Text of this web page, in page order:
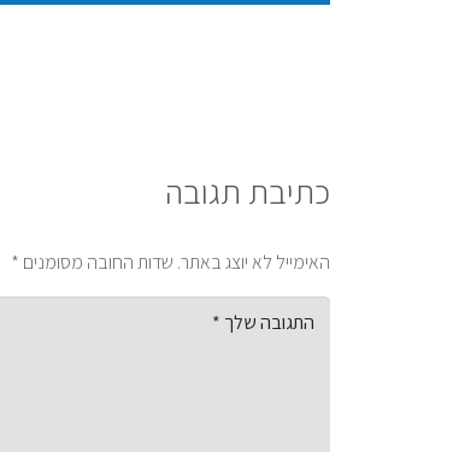
כתיבת תגובה
האימייל לא יוצג באתר. שדות החובה מסומנים *